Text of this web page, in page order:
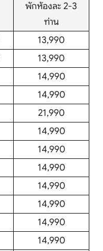
พักห้องละ 2-3
ท่าน
13,990
13,990
14,990
14,990
21,990
14,990
14,990
14,990
14,990
14,990
14,990
14,990